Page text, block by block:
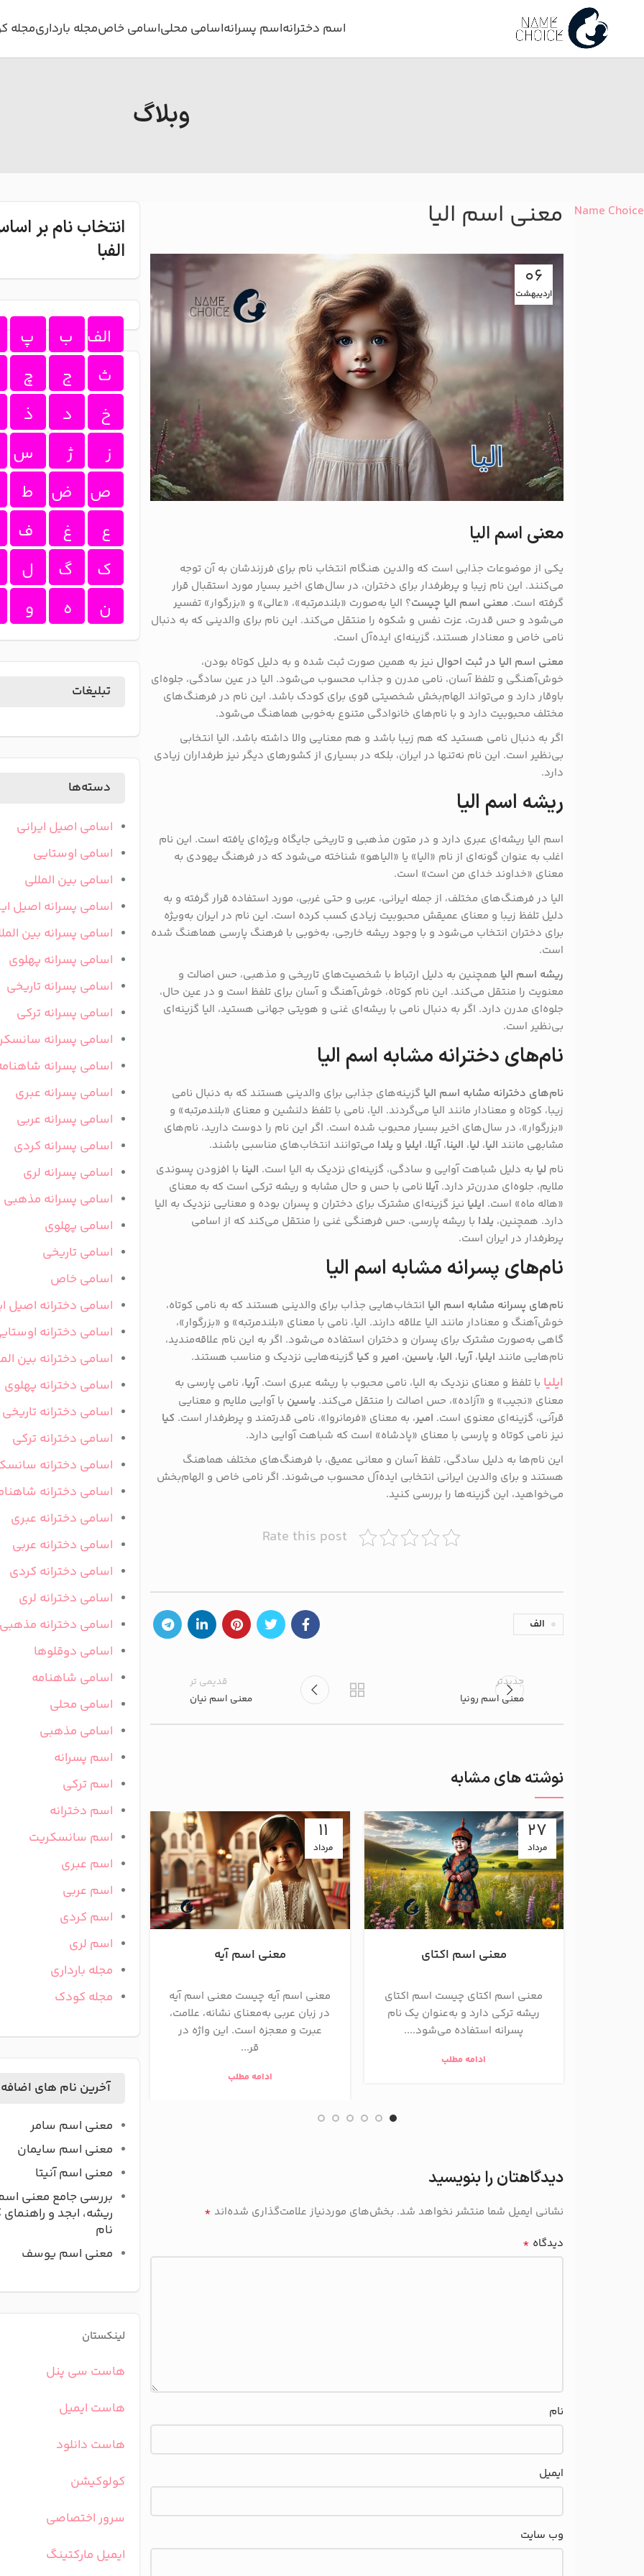
اسم دخترانهاسم پسرانهاسامی محلیاسامی خاصمجله بارداریمجله
وبلاگ
Name Choice معنی اسم الیا
06
اردیبهشت
معنی اسم الیا
یکی از موضوعات جذابی است که والدین هنگام انتخاب نام برای فرزندشان به آن توجه
می‌کنند. این نام زیبا و پرطرفدار برای دختران، در سال‌های اخیر بسیار مورد استقبال قرار
گرفته است. معنی اسم الیا چیست؟ الیا به‌صورت «بلندمرتبه»، «عالی» و «بزرگوار» تفسیر
می‌شود و حس قدرت، عزت نفس و شکوه را منتقل می‌کند. این نام برای والدینی که به دنبال
نامی خاص و معنادار هستند، گزینه‌ای ایده‌آل است.
معنی اسم الیا در ثبت احوال نیز به همین صورت ثبت شده و به دلیل کوتاه بودن،
خوش‌آهنگی و تلفظ آسان، نامی مدرن و جذاب محسوب می‌شود. الیا در عین سادگی، جلوه‌ای
باوقار دارد و می‌تواند الهام‌بخش شخصیتی قوی برای کودک باشد. این نام در فرهنگ‌های
مختلف محبوبیت دارد و با نام‌های خانوادگی متنوع به‌خوبی هماهنگ می‌شود.
اگر به دنبال نامی هستید که هم زیبا باشد و هم معنایی والا داشته باشد، الیا انتخابی
بی‌نظیر است. این نام نه‌تنها در ایران، بلکه در بسیاری از کشورهای دیگر نیز طرفداران زیادی
دارد.
ریشه اسم الیا
اسم الیا ریشه‌ای عبری دارد و در متون مذهبی و تاریخی جایگاه ویژه‌ای یافته است. این نام
اغلب به عنوان گونه‌ای از نام «الیا» یا «الیاهو» شناخته می‌شود که در فرهنگ یهودی به
معنای «خداوند خدای من است» است.
الیا در فرهنگ‌های مختلف، از جمله ایرانی، عربی و حتی غربی، مورد استفاده قرار گرفته و به
دلیل تلفظ زیبا و معنای عمیقش محبوبیت زیادی کسب کرده است. این نام در ایران به‌ویژه
برای دختران انتخاب می‌شود و با وجود ریشه خارجی، به‌خوبی با فرهنگ پارسی هماهنگ شده
است.
ریشه اسم الیا همچنین به دلیل ارتباط با شخصیت‌های تاریخی و مذهبی، حس اصالت و
معنویت را منتقل می‌کند. این نام کوتاه، خوش‌آهنگ و آسان برای تلفظ است و در عین حال،
جلوه‌ای مدرن دارد. اگر به دنبال نامی با ریشه‌ای غنی و هویتی جهانی هستید، الیا گزینه‌ای
بی‌نظیر است.
نام‌های دخترانه مشابه اسم الیا
نام‌های دخترانه مشابه اسم الیا گزینه‌های جذابی برای والدینی هستند که به دنبال نامی
زیبا، کوتاه و معنادار مانند الیا می‌گردند. الیا، نامی با تلفظ دلنشین و معنای «بلندمرتبه» و
«بزرگوار»، در سال‌های اخیر بسیار محبوب شده است. اگر این نام را دوست دارید، نام‌های
مشابهی مانند الیا، لیا، الینا،آیلا، ایلیا و یلدا می‌توانند انتخاب‌های مناسبی باشند.
نام لیا به دلیل شباهت آوایی و سادگی، گزینه‌ای نزدیک به الیا است. الینا با افزودن پسوندی
ملایم، جلوه‌ای مدرن‌تر دارد.آیلا نامی با حس و حال مشابه و ریشه ترکی است که به معنای
«هاله ماه» است. ایلیا نیز گزینه‌ای مشترک برای دختران و پسران بوده و معنایی نزدیک به الیا
دارد. همچنین، یلدا با ریشه پارسی، حس فرهنگی غنی را منتقل می‌کند که از اسامی
پرطرفدار در ایران است.
نام‌های پسرانه مشابه اسم الیا
نام‌های پسرانه مشابه اسم الیا انتخاب‌هایی جذاب برای والدینی هستند که به نامی کوتاه،
خوش‌آهنگ و معنادار مانند الیا علاقه دارند. الیا، نامی با معنای «بلندمرتبه» و «بزرگوار»،
گاهی به‌صورت مشترک برای پسران و دختران استفاده می‌شود. اگر به این نام علاقه‌مندید،
نام‌هایی مانند ایلیا،آریا، الیا، یاسین، امیر و کیا گزینه‌هایی نزدیک و مناسب هستند.
ایلیا با تلفظ و معنای نزدیک به الیا، نامی محبوب با ریشه عبری است.آریا، نامی پارسی به
معنای «نجیب» و «آزاده»، حس اصالت را منتقل می‌کند. یاسین با آوایی ملایم و معنایی
قرآنی، گزینه‌ای معنوی است. امیر، به معنای «فرمانروا»، نامی قدرتمند و پرطرفدار است. کیا
نیز نامی کوتاه و پارسی با معنای «پادشاه» است که شباهت آوایی دارد.
این نام‌ها به دلیل سادگی، تلفظ آسان و معانی عمیق، با فرهنگ‌های مختلف هماهنگ
هستند و برای والدین ایرانی انتخابی ایده‌آل محسوب می‌شوند. اگر نامی خاص و الهام‌بخش
می‌خواهید، این گزینه‌ها را بررسی کنید.
Rate this post
الف
جدیدتر
معنی اسم رونیا
قدیمی تر
معنی اسم نیان
نوشته های مشابه
27
مرداد
معنی اسم اکتای
معنی اسم اکتای چیست اسم اکتای
ریشه ترکی دارد و به‌عنوان یک نام
پسرانه استفاده می‌شود....
ادامه مطلب
11
مرداد
معنی اسم آیه
معنی اسم آیه چیست معنی اسم آیه
در زبان عربی به‌معنای نشانه، علامت،
عبرت و معجزه است. این واژه در
قر...
ادامه مطلب
16
معنی اسم
معنی اسم آرشام در
دیدگاهتان را بنویسید
نشانی ایمیل شما منتشر نخواهد شد. بخش‌های موردنیاز علامت‌گذاری شده‌اند *
دیدگاه *
نام
ایمیل
وب‌ سایت
انتخاب نام بر
الفبا
الف ب
پ
ث
ج
چ
خ
د
ذ
ز
ژ
س
ص
ض
ط
ع
غ
ف
ک
گ
ل
ن
ه و
تبلیغات
دسته‌ها
اسامی اصیل ایرانی
اسامی اوستایی
اسامی بین المللی
اسامی پسرانه اصیل
اسامی پسرانه بین
اسامی پسرانه پهلوی
اسامی پسرانه تاریخی
اسامی پسرانه ترکی
اسامی پسرانه
اسامی پسرانه
اسامی پسرانه عبری
اسامی پسرانه عربی
اسامی پسرانه کردی
اسامی پسرانه لری
اسامی پسرانه مذهبی
اسامی پهلوی
اسامی تاریخی
اسامی خاص
اسامی دخترانه اصیل
اسامی دخترانه
اسامی دخترانه بین
اسامی دخترانه پهلوی
اسامی دخترانه تاریخی
اسامی دخترانه ترکی
اسامی دخترانه
اسامی دخترانه
اسامی دخترانه عبری
اسامی دخترانه عربی
اسامی دخترانه کردی
اسامی دخترانه لری
اسامی دخترانه مذهبی
اسامی دوقلوها
اسامی شاهنامه
اسامی محلی
اسامی مذهبی
اسم پسرانه
اسم ترکی
اسم دخترانه
اسم سانسکریت
اسم عبری
اسم عربی
اسم کردی
اسم لری
مجله بارداری
مجله کودک
آخرین نام های
معنی اسم سامر
معنی اسم سایمان
معنی اسم آنیتا
بررسی جامع معنی
ریشه، ابجد و
نام
معنی اسم یوسف
لینکستان
هاست سی پنل
هاست ایمیل
هاست دانلود
کولوکیشن
سرور اختصاصی
ایمیل مارکتینگ